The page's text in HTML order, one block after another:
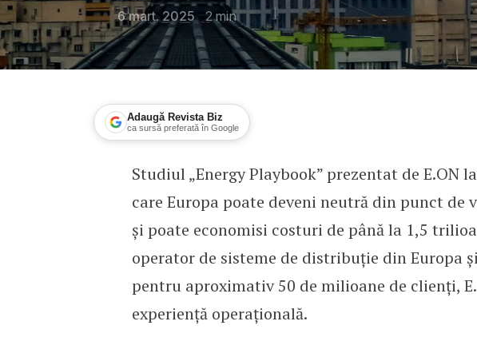
6 mart. 2025 2 min
Adaugă Revista Biz
ca sursă preferată în Google
Studiu E.ON: Europa poate
Studiul „Energy Playbook” prezentat de E.ON
care Europa poate deveni neutră din punct de
și poate economisi costuri de până la 1,5
operator de sisteme de distribuție din Europa
pentru aproximativ 50 de milioane de clienți,
experiență operațională.